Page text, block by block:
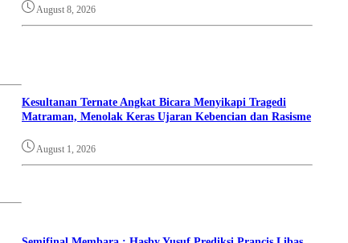
August 8, 2026
Kesultanan Ternate Angkat Bicara Menyikapi Tragedi
Matraman, Menolak Keras Ujaran Kebencian dan Rasisme
August 1, 2026